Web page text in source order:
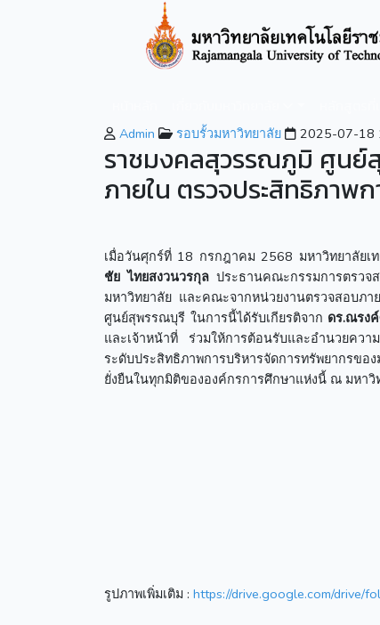
Admin รอบรั้วมหาวิทยาลัย 2025-07-18
ราชมงคลสุวรรณภูมิ ศูนย์
ภายใน ตรวจประสิทธิภาพ
เมื่อวันศุกร์ที่ 18 กรกฎาคม 2568 มหาวิทยาลัย
ชัย ไทยสงวนวรกุล ประธานคณะกรรมการตรว
มหาวิทยาลัย และคณะจากหน่วยงานตรวจสอบภ
ศูนย์สุพรรณบุรี ในการนี้ได้รับเกียรติจาก ดร.ณรง
และเจ้าหน้าที่ ร่วมให้การต้อนรับและอำนวยคว
ระดับประสิทธิภาพการบริหารจัดการทรัพยากรข
ยั่งยืนในทุกมิติขององค์กรการศึกษาแห่งนี้ ณ มหา
รูปภาพเพิ่มเติม : https://drive.google.com/drive/